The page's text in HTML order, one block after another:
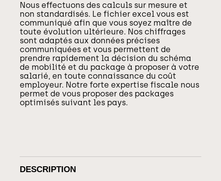
Nous effectuons des calculs sur mesure et
non standardisés. Le fichier excel vous est
communiqué afin que vous soyez maître de
toute évolution ultérieure. Nos chiffrages
sont adaptés aux données précises
communiquées et vous permettent de
prendre rapidement la décision du schéma
de mobilité et du package à proposer à votre
salarié, en toute connaissance du coût
employeur. Notre forte expertise fiscale nous
permet de vous proposer des packages
optimisés suivant les pays.
DESCRIPTION